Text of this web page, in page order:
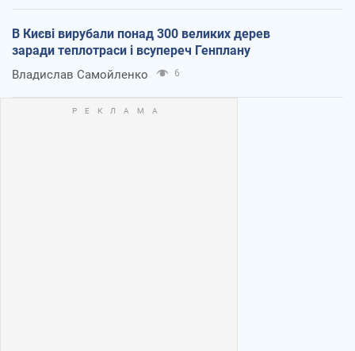
В Києві вирубали понад 300 великих дерев
заради теплотраси і всупереч Генплану
Владислав Самойленко 6